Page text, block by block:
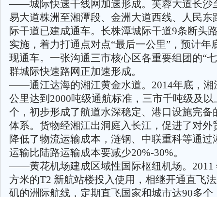
——城际快速干线网加速形成。芙蓉大道长沙
易大道株洲至湘潭段、金洲大道西线、人民东
际干道已建成通车。长株潭城际干道9条断头
实施，着力打通点对点“最后一公里”，预计年
现通车。一张沟通三市核心区各重要组团的“
群城际快速路网正加速形成。
——通江达海的湘江黄金水道。2014年底，湘
公里达到2000吨级通航标准，三市千吨级及以
个，初步形成了航道水深稳定、港口设施完备
体系。货物经湘江出洞庭入长江，促进了对外
降低了物流运输成本，涟钢、中联重科等通过
运输比陆路运输成本要减少20%-30%。
——黄花机场建成区域性国际枢纽机场。2011
方米的T2 新航站楼投入使用，相继开通直飞
矶的洲际航线，定期直飞国家和城市达90多个